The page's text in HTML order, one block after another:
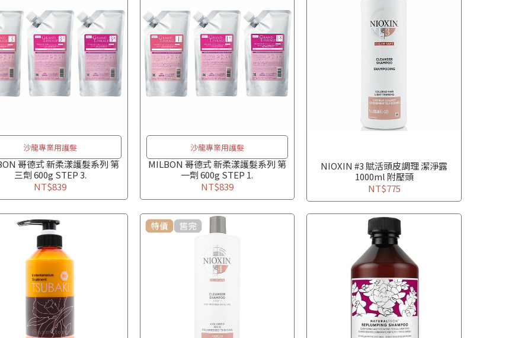
沙龍專業用護髮
哥德式 新柔漾護髮系列 第
三劑 600g STEP 3.
NT$839
沙龍專業用護髮
MILBON 哥德式 新柔漾護髮系列 第
一劑 600g STEP 1.
NT$839
NIOXIN #3 賦活頭皮調理 潔淨露
1000ml 附壓頭
NT$775